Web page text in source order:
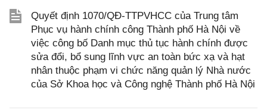
Quyết định 1070/QĐ-TTPVHCC của Trung tâm
Phục vụ hành chính công Thành phố Hà Nội về
việc công bố Danh mục thủ tục hành chính được
sửa đổi, bổ sung lĩnh vực an toàn bức xạ và hạt
nhân thuộc phạm vi chức năng quản lý Nhà nước
của Sở Khoa học và Công nghệ Thành phố Hà Nội